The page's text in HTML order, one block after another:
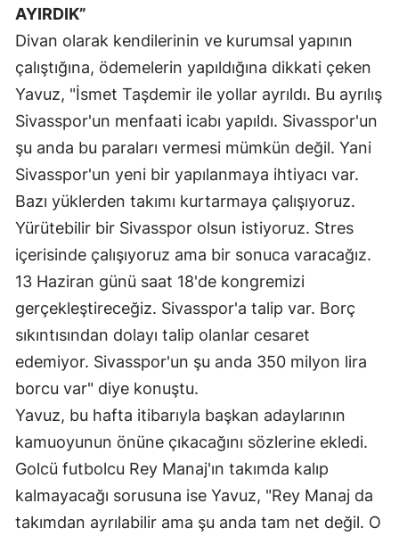
Kütahya
Malatya
Manisa
Kahramanmaraş
Mardin
Muğla
Muş
Nevşehir
Niğde
Rize
Sakarya
Samsun
Siirt
AYIRDIK”
Divan olarak kendilerinin ve kurumsal yapının
çalıştığına, ödemelerin yapıldığına dikkati çeken
Yavuz, "İsmet Taşdemir ile yollar ayrıldı. Bu ayrılış
Sivasspor'un menfaati icabı yapıldı. Sivasspor'un
şu anda bu paraları vermesi mümkün değil. Yani
Sivasspor'un yeni bir yapılanmaya ihtiyacı var.
Bazı yüklerden takımı kurtarmaya çalışıyoruz.
Yürütebilir bir Sivasspor olsun istiyoruz. Stres
içerisinde çalışıyoruz ama bir sonuca varacağız.
13 Haziran günü saat 18'de kongremizi
gerçekleştireceğiz. Sivasspor'a talip var. Borç
sıkıntısından dolayı talip olanlar cesaret
edemiyor. Sivasspor'un şu anda 350 milyon lira
borcu var" diye konuştu.
Yavuz, bu hafta itibarıyla başkan adaylarının
kamuoyunun önüne çıkacağını sözlerine ekledi.
Golcü futbolcu Rey Manaj'ın takımda kalıp
kalmayacağı sorusuna ise Yavuz, "Rey Manaj da
takımdan ayrılabilir ama şu anda tam net değil. O